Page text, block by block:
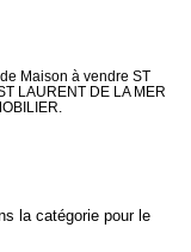
Maison à vendre ST
LAURENT DE LA MER
la catégorie pour le